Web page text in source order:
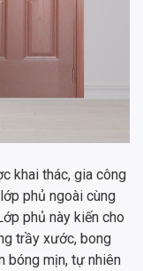
khai thác, gia công
phủ ngoài cùng
phủ này kiến cho
trầy xước, bong
bóng mịn, tự nhiên